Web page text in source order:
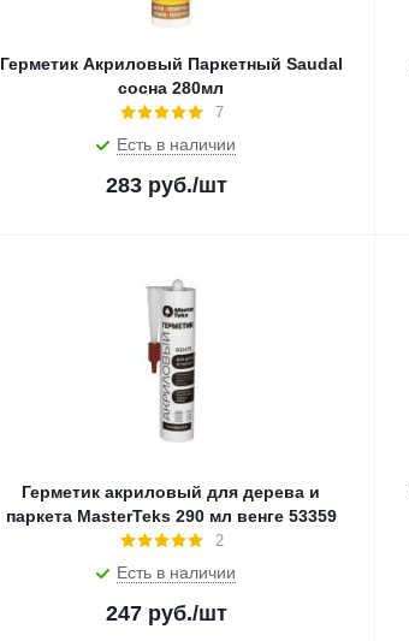
Герметик Акриловый Паркетный Saudal
сосна 280мл
7
Есть в наличии
283 руб./шт
Герметик акриловый для дерева и
паркета MasterTeks 290 мл венге 53359
2
Есть в наличии
247 руб./шт